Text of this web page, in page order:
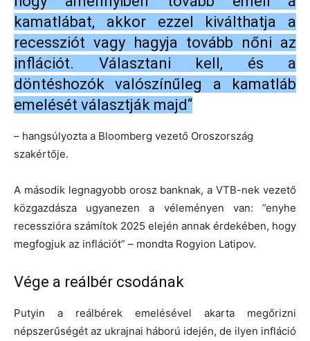
kamatlábat, akkor ezzel kiválthatja a
recessziót vagy hagyja tovább nőni az
inflációt. Választani kell, és a
döntéshozók valószínűleg a kamatláb
emelését választják majd“
– hangsúlyozta a Bloomberg vezető Oroszország
szakértője.
A második legnagyobb orosz banknak, a VTB-nek vezető
közgazdásza ugyanezen a véleményen van: ”enyhe
recesszióra számítok 2025 elején annak érdekében, hogy
megfogjuk az inflációt” – mondta Rogyion Latipov.
Vége a reálbér csodának
Putyin a reálbérek emelésével akarta megőrizni
népszerűségét az ukrajnai háború idején, de ilyen infláció